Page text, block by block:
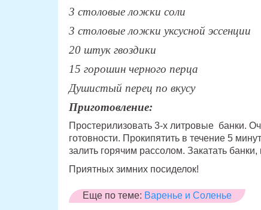
3 столовые ложки соли
3 столовые ложки уксусной эссенции
20 штук гвоздики
15 горошин черного перца
Душистый перец по вкусу
Приготовление:
Простерилизовать 3-х литровые банки.
готовности. Прокипятить в течение 5
залить горячим рассолом. Закатать
Приятных зимних посиделок!
Еще по теме: Варенье и Соленье